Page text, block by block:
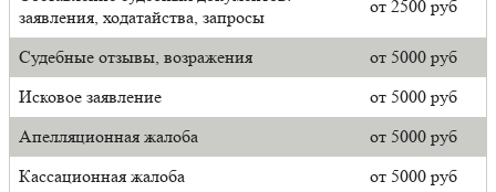
заявления, ходатайства, запросы
от 2500 руб
Судебные отзывы, возражения
от 5000 руб
Исковое заявление
от 5000 руб
Апелляционная жалоба
от 5000 руб
Кассационная жалоба
от 5000 руб